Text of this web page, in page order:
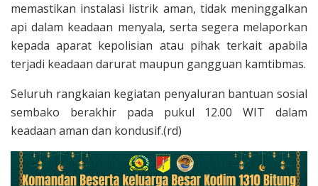
memastikan instalasi listrik aman, tidak meninggalkan
api dalam keadaan menyala, serta segera melaporkan
kepada aparat kepolisian atau pihak terkait apabila
terjadi keadaan darurat maupun gangguan kamtibmas.
Seluruh rangkaian kegiatan penyaluran bantuan sosial
sembako berakhir pada pukul 12.00 WIT dalam
keadaan aman dan kondusif.(rd)